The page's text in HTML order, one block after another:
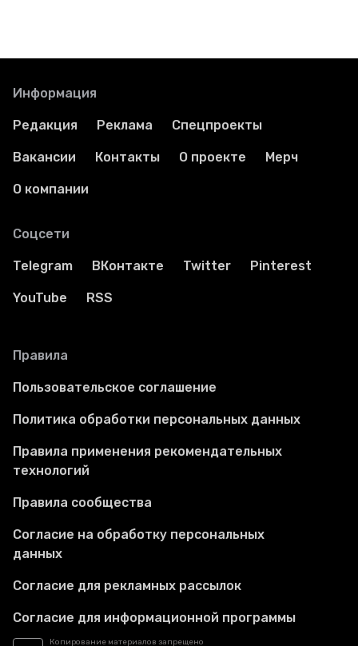
Информация
Редакция Реклама Спецпроекты
Вакансии Контакты О проекте Мерч
О компании
Соцсети
Telegram ВКонтакте Twitter Pinterest
YouTube RSS
Правила
Пользовательское соглашение
Политика обработки персональных данных
Правила применения рекомендательных
технологий
Правила сообщества
Согласие на обработку персональных
данных
Согласие для рекламных рассылок
Согласие для информационной программы
Копирование материалов запрещено